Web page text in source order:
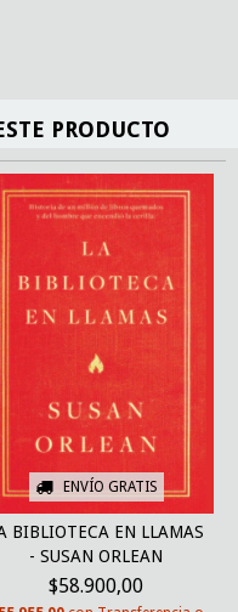
PRODUCTO
ENVÍO GRATIS
BIBLIOTECA EN LLAMAS
- SUSAN ORLEAN
$58.900,00